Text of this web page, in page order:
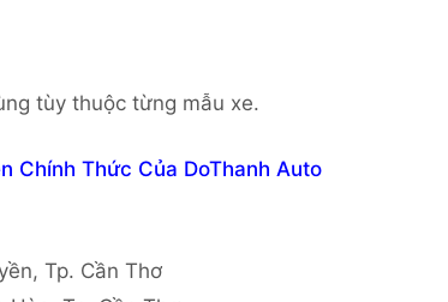
tùy thuộc từng mẫu xe.
Chính Thức Của DoThanh Auto
Tp. Cần Thơ